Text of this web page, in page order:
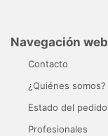
Navegación web
Contacto
¿Quiénes somos?
Estado del pedido
Profesionales